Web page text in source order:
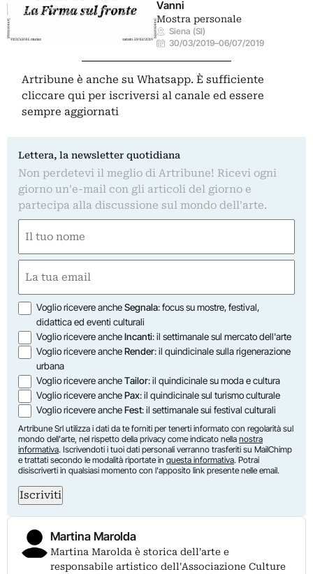
Vanni
Mostra personale
Siena (SI)
30/03/2019–06/07/2019
Artribune è anche su Whatsapp. È sufficiente
cliccare qui per iscriversi al canale ed essere
sempre aggiornati
Lettera, la newsletter quotidiana
Non perdetevi il meglio di Artribune! Ricevi ogni
giorno un'e-mail con gli articoli del giorno e
partecipa alla discussione sul mondo dell'arte.
(Obbligatorio)
Nome
(Obbligatorio)
Opzioni
Voglio ricevere ancheSegnala: focus su mostre, festival,
didattica ed eventi culturali
Voglio ricevere ancheIncanti: il settimanale sul mercato dell'arte
Voglio ricevere ancheRender: il quindicinale sulla rigenerazione
urbana
Voglio ricevere ancheTailor: il quindicinale su moda e cultura
Voglio ricevere anchePax: il quindicinale sul turismo culturale
Voglio ricevere ancheFest: il settimanale sui festival culturali
Artribune Srl utilizza i dati da te forniti per tenerti informato con regolarità sul
mondo dell'arte, nel rispetto della privacy come indicato nella nostra
informativa. Iscrivendoti i tuoi dati personali verranno trasferiti su MailChimp
e trattati secondo le modalità riportate in questa informativa. Potrai
disiscriverti in qualsiasi momento con l'apposito link presente nelle email.
Iscriviti
Martina Marolda
Martina Marolda è storica dell'arte e
responsabile artistico dell'Associazione Culture